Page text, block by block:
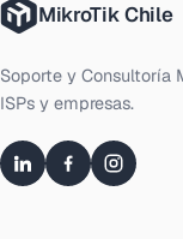
MikroTik Chile
Soporte y Consultoría
ISPs y empresas.